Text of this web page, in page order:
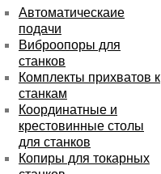
Автоматическаие
подачи
Виброопоры для
станков
Комплекты прихватов к
станкам
Координатные и
крестовинные столы
для станков
Копиры для токарных